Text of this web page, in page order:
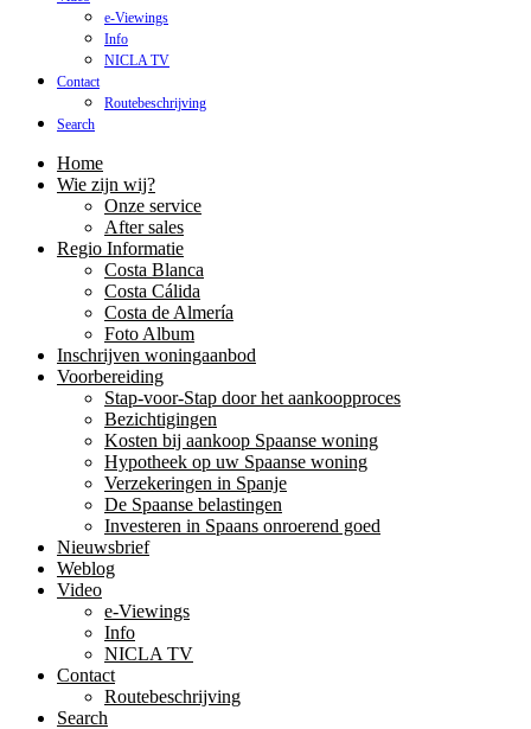
e-Viewings
Info
NICLA TV
Contact
Routebeschrijving
Search
Home
Wie zijn wij?
Onze service
After sales
Regio Informatie
Costa Blanca
Costa Cálida
Costa de Almería
Foto Album
Inschrijven woningaanbod
Voorbereiding
Stap-voor-Stap door het aankoopproces
Bezichtigingen
Kosten bij aankoop Spaanse woning
Hypotheek op uw Spaanse woning
Verzekeringen in Spanje
De Spaanse belastingen
Investeren in Spaans onroerend goed
Nieuwsbrief
Weblog
Video
e-Viewings
Info
NICLA TV
Contact
Routebeschrijving
Search